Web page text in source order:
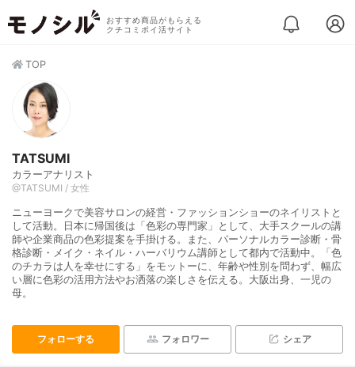
おすすめ商品がもらえる
クチコミポイ活サイト
TOP
TATSUMI
カラーアナリスト
@TATSUMI / 女性
ニューヨークで美容サロンの経営・ファッションショーのネイリストと
して活動。日本に帰国後は「色彩の専門家」として、大手スクールの講
師や企業商品の色彩提案を手掛ける。また、パーソナルカラー診断・骨
格診断・メイク・ネイル・ハーバリウム講師として都内で活動中。「色
のチカラは人を幸せにする」をモットーに、年齢や性別を問わず、幅広
い層に色彩の活用方法やお洒落の楽しさを伝える。大阪出身、一児の
母。
フォローする フォロワー シェア